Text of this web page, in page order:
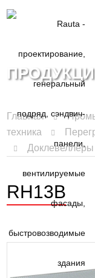
Главная
техника
RH13B